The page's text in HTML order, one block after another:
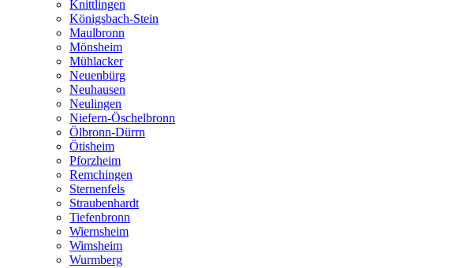
Knittlingen
Königsbach-Stein
Maulbronn
Mönsheim
Mühlacker
Neuenbürg
Neuhausen
Neulingen
Niefern-Öschelbronn
Ölbronn-Dürrn
Ötisheim
Pforzheim
Remchingen
Sternenfels
Straubenhardt
Tiefenbronn
Wiernsheim
Wimsheim
Wurmberg